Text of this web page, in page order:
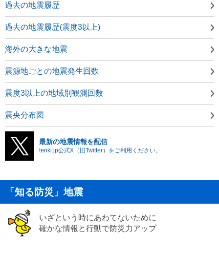
過去の地震履歴
過去の地震履歴(震度3以上)
海外の大きな地震
震源地ごとの地震発生回数
震度3以上の地域別観測回数
震央分布図
最新の地震情報を配信
tenki.jp公式X（旧Twitter）をご利用ください。
「知る防災」地震
いざという時にあわてないために
確かな情報と行動で防災力アップ